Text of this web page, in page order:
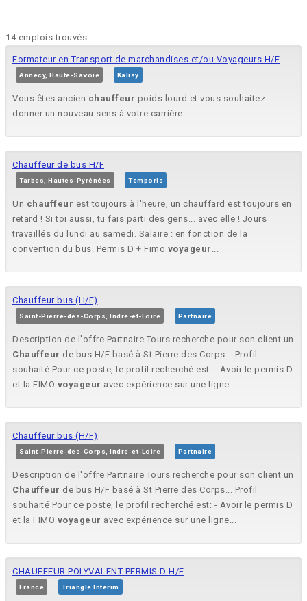
14 emplois trouvés
Formateur en Transport de marchandises et/ou Voyageurs H/F
Annecy, Haute-Savoie Kalisy
Vous êtes ancien chauffeur poids lourd et vous souhaitez
donner un nouveau sens à votre carrière...
Chauffeur de bus H/F
Tarbes, Hautes-Pyrénées Temporis
Un chauffeur est toujours à l'heure, un chauffard est toujours en
retard ! Si toi aussi, tu fais parti des gens... avec elle ! Jours
travaillés du lundi au samedi. Salaire : en fonction de la
convention du bus. Permis D + Fimo voyageur ...
Chauffeur bus (H/F)
Saint-Pierre-des-Corps, Indre-et-Loire Partnaire
Description de l'offre Partnaire Tours recherche pour son client un
Chauffeur de bus H/F basé à St Pierre des Corps... Profil
souhaité Pour ce poste, le profil recherché est: - Avoir le permis D
et la FIMO voyageur avec expérience sur une ligne...
Chauffeur bus (H/F)
Saint-Pierre-des-Corps, Indre-et-Loire Partnaire
Description de l'offre Partnaire Tours recherche pour son client un
Chauffeur de bus H/F basé à St Pierre des Corps... Profil
souhaité Pour ce poste, le profil recherché est: - Avoir le permis D
et la FIMO voyageur avec expérience sur une ligne...
CHAUFFEUR POLYVALENT PERMIS D H/F
France Triangle Intérim